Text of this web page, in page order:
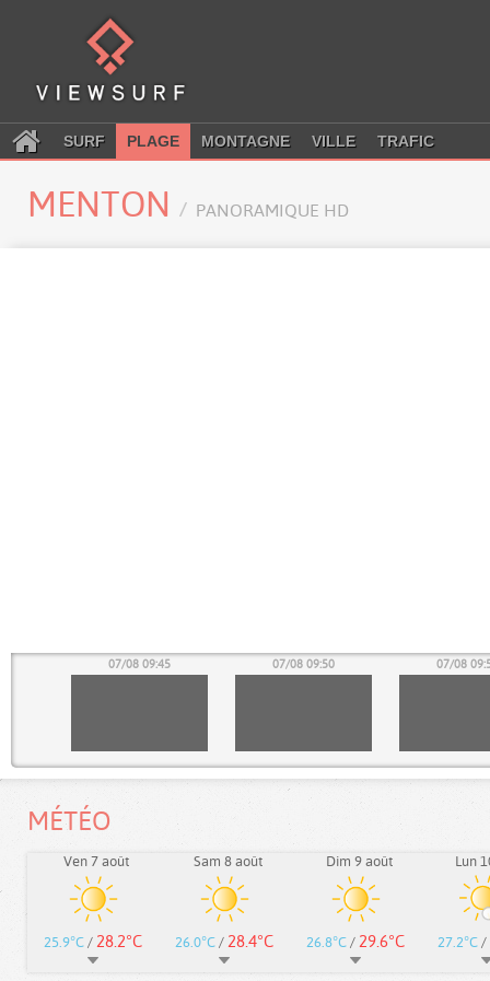
SURF PLAGE MONTAGNE VILLE TRAFIC
MENTON PANORAMIQUE HD
07/08 09:45 07/08 09:50 07/08
MÉTÉO
Ven 7 août
25.9°C / 28.2°C
Sam 8 août
26.0°C / 28.4°C
Dim 9 août
26.8°C / 29.6°C
Lun
27.2°C /